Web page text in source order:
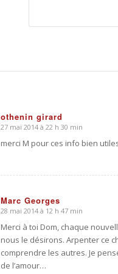
othenin girard
dit
27 mai 2014 à 22 h 30 min
merci M pour ces info bien
Marc Georges
dit
28 mai 2014 à 12 h 47 min
Merci à toi Dom, chaque
nous le désirons. Arpenter ce
comprendre les autres. Je
de l’amour…